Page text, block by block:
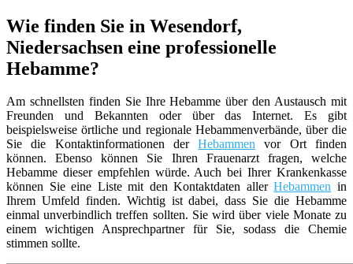
Wie finden Sie in Wesendorf,
Niedersachsen eine professionelle
Hebamme?
Am schnellsten finden Sie Ihre Hebamme über den Austausch mit
Freunden und Bekannten oder über das Internet. Es gibt
beispielsweise örtliche und regionale Hebammenverbände, über die
Sie die Kontaktinformationen derHebammen vor Ort finden
können. Ebenso können Sie Ihren Frauenarzt fragen, welche
Hebamme dieser empfehlen würde. Auch bei Ihrer Krankenkasse
können Sie eine Liste mit den Kontaktdaten allerHebammen in
Ihrem Umfeld finden. Wichtig ist dabei, dass Sie die Hebamme
einmal unverbindlich treffen sollten. Sie wird über viele Monate zu
einem wichtigen Ansprechpartner für Sie, sodass die Chemie
stimmen sollte.